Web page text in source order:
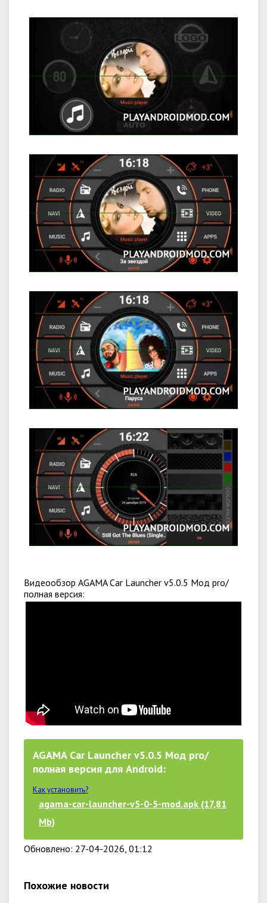
Видеообзор AGAMA Car Launcher v5.0.5 Мод pro/
полная версия:
AGAMA Car Launcher v5.0.5 Мод pro/
полная версия для Android:
Как установить?
agama-car-launcher-v5-0-5-mod.apk (17,81
Mb)
Обновлено: 27-04-2026, 01:12
Похожие новости